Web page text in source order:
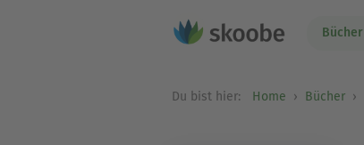
Bücher
Du bist hier: Home Bücher